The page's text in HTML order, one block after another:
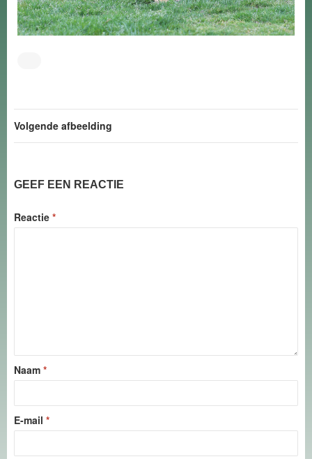
Volgende afbeelding
GEEF EEN REACTIE
Reactie *
Naam *
E-mail *